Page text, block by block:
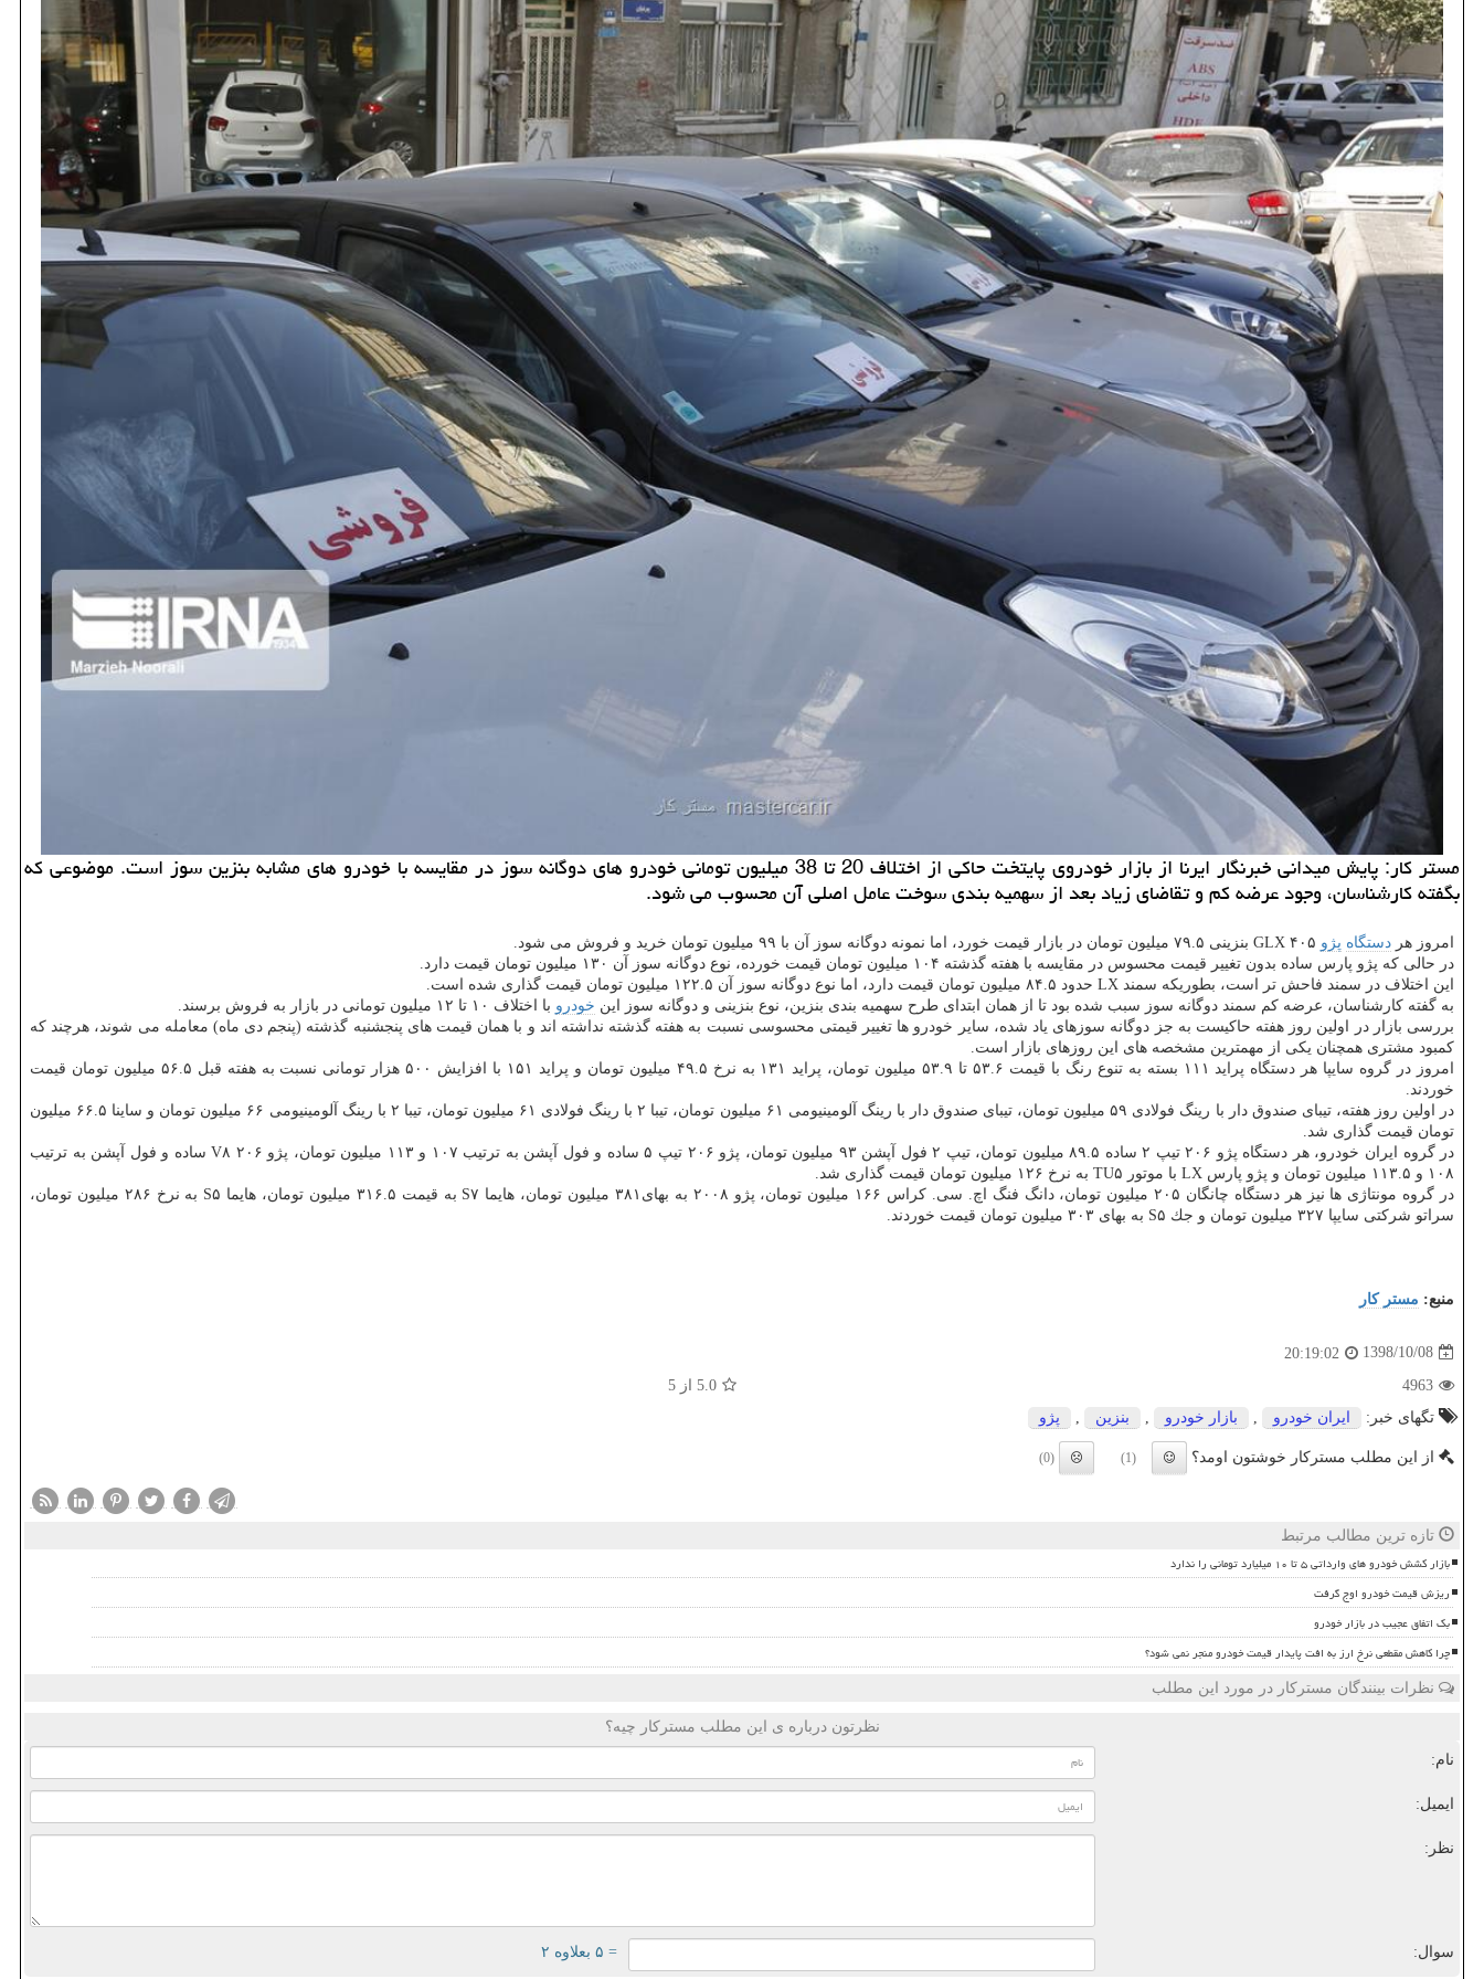
مستر كار: پایش میدانی خبرنگار ایرنا از بازار خودروی پایتخت حاكی از اختلاف 20 تا 38 میلیون تومانی خودرو های دوگانه سوز در مقایسه با خودرو های مشابه بنزین سوز است. موضوعی كه
بگفته كارشناسان، وجود عرضه كم و تقاضای زیاد بعد از سهمیه بندی سوخت عامل اصلی آن محسوب می شود.
امروز هر دستگاه پژو
در حالی كه پژو پارس ساده بدون تغییر قیمت محسوس در مقایسه با هفته گذشته ۱۰۴ میلیون تومان قیمت خورده، نوع دوگانه سوز آن ۱۳۰ میلیون تومان قیمت دارد.
این اختلاف در سمند فاحش تر است، بطوریكه سمند LX حدود ۸۴.۵ میلیون تومان قیمت دارد، اما نوع دوگانه سوز آن ۱۲۲.۵ میلیون تومان قیمت گذاری شده است.
به گفته كارشناسان، عرضه كم سمند دوگانه سوز سبب شده بود تا از همان ابتدای طرح سهمیه بندی بنزین، نوع بنزینی و دوگانه سوز این خودرو با اختلاف ۱۰ تا ۱۲ میلیون تومانی در بازار به فروش برسند.
بررسی بازار در اولین روز هفته حاكیست به جز دوگانه سوزهای یاد شده، سایر خودرو ها تغییر قیمتی محسوسی نسبت به هفته گذشته نداشته اند و با همان قیمت های پنجشنبه گذشته (پنجم دی ماه) معامله می شوند، هرچند كه
كمبود مشتری همچنان یكی از مهمترین مشخصه های این روزهای بازار است.
امروز در گروه سایپا هر دستگاه پراید ۱۱۱ بسته به تنوع رنگ با قیمت ۵۳.۶ تا ۵۳.۹ میلیون تومان، پراید ۱۳۱ به نرخ ۴۹.۵ میلیون تومان و پراید ۱۵۱ با افزایش ۵۰۰ هزار تومانی نسبت به هفته قبل ۵۶.۵ میلیون تومان قیمت
خوردند.
در اولین روز هفته، تیبای صندوق دار با رینگ فولادی ۵۹ میلیون تومان، تیبای صندوق دار با رینگ آلومینیومی ۶۱ میلیون تومان، تیبا ۲ با رینگ فولادی ۶۱ میلیون تومان، تیبا ۲ با رینگ آلومینیومی ۶۶ میلیون تومان و ساینا ۶۶.۵ میلیون
تومان قیمت گذاری شد.
در گروه ایران خودرو، هر دستگاه پژو ۲۰۶ تیپ ۲ ساده ۸۹.۵ میلیون تومان، تیپ ۲ فول آپشن ۹۳ میلیون تومان، پژو ۲۰۶ تیپ ۵ ساده و فول آپشن به ترتیب ۱۰۷ و ۱۱۳ میلیون تومان، پژو ۲۰۶ V۸ ساده و فول آپشن به ترتیب
۱۰۸ و ۱۱۳.۵ میلیون تومان و پژو پارس LX با موتور TU۵ به نرخ ۱۲۶ میلیون تومان قیمت گذاری شد.
در گروه مونتاژی ها نیز هر دستگاه چانگان ۲۰۵ میلیون تومان، دانگ فنگ اچ. سی. كراس ۱۶۶ میلیون تومان، پژو ۲۰۰۸ به بهای۳۸۱ میلیون تومان، هایما S۷ به قیمت ۳۱۶.۵ میلیون تومان، هایما S۵ به نرخ ۲۸۶ میلیون تومان،
سراتو شركتی سایپا ۳۲۷ میلیون تومان و جك S۵ به بهای ۳۰۳ میلیون تومان قیمت خوردند.
منبع: مستر كار
1398/10/08
20:19:02
4963
5.0 از 5
تگهای خبر:
ایران خودرو بازار خودرو بنزین پژو
از این مطلب مسترکار خوشتون اومد؟ (1)
(0)
تازه ترین مطالب مرتبط
بازار کشش خودرو های وارداتی ۵ تا ۱۰ میلیارد تومانی را ندارد
ریزش قیمت خودرو اوج گرفت
بک اتفاق عجیب در بازار خودرو
چرا کاهش مقطعی نرخ ارز به افت پایدار قیمت خودرو منجر نمی شود؟
نظرات بینندگان مسترکار در مورد این مطلب
نظرتون درباره ی این مطلب مسترکار چیه؟
نام:
ایمیل:
نظر:
سوال: = ۵ بعلاوه ۲